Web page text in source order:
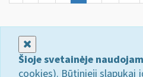
Šioje svetainėje
cookies). Būtinieji